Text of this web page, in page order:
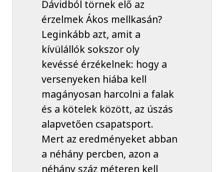
Dávidból törnek elő az
érzelmek Ákos mellkasán?
Leginkább azt, amit a
kívülállók sokszor oly
kevéssé érzékelnek: hogy a
versenyeken hiába kell
magányosan harcolni a falak
és a kötelek között, az úszás
alapvetően csapatsport.
Mert az eredményeket abban
a néhány percben, azon a
néhány száz méteren kell